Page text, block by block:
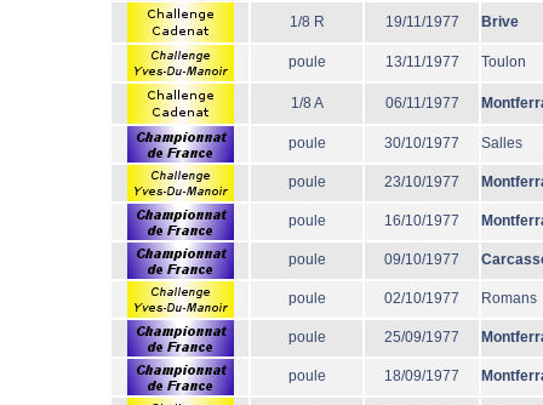
1/8 R 19/11/1977 Brive
poule 13/11/1977 Toulon
1/8 A 06/11/1977
poule 30/10/1977 Salles
poule 23/10/1977
poule 16/10/1977
poule 09/10/1977
poule 02/10/1977 Romans
poule 25/09/1977
poule 18/09/1977